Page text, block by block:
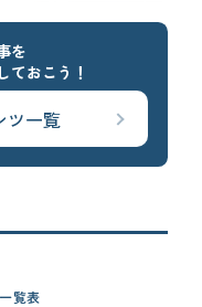
を
ておこう！
ツ一覧
覧表